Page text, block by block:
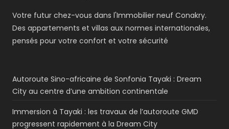
Votre futur chez-vous dans l'Immobilier neuf Conakry.
Des appartements et villas aux normes internationales,
pensés pour votre confort et votre sécurité
Autoroute Sino-africaine de Sonfonia Tayaki : Dream
City au centre d’une ambition continentale
Immersion à Tayaki : les travaux de l’autoroute GMD
progressent rapidement à la Dream City